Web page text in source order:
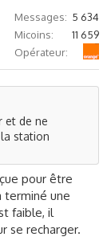
Messages
5 634
Micoins
11 659
Opérateur
et de ne
station
pour être
terminé une
faible, il
se recharger.